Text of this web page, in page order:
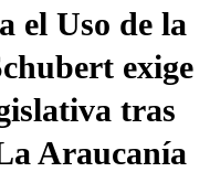
el Uso de la
exige
tras
Araucanía